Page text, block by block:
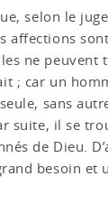
selon le
affections
ne peuvent
; car un
sans
suite, il se
de Dieu.
besoin et